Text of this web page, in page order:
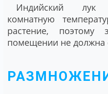
Индийский лук
комнатную
растение, поэтому
помещении не должна